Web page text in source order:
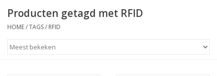
Merken
Producten getagd met RFID
HOME/TAGS/ RFID